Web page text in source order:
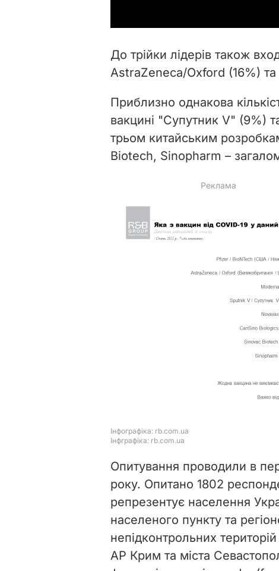
До трійки лідерів також
AstraZeneca/Oxford (16%)
Приблизно однакова
вакцині "Супутник V" (9%)
трьом китайським
Biotech, Sinopharm –
Опитування проводили в
року. Опитано 1802
репрезентує населення
населеного пункту та
непідконтрольних
АР Крим та міста